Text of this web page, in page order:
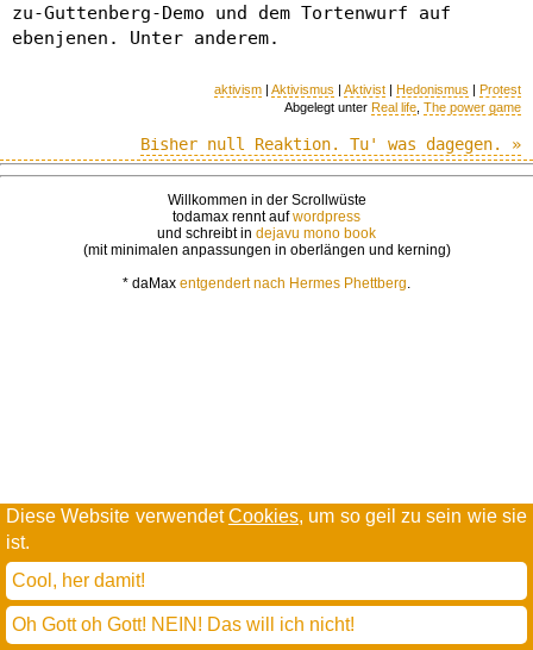
Diese Website verwendetCookies, um so geil zu sein wie sie
ist.
Cool, her damit!
Oh Gott oh Gott! NEIN! Das will ich nicht!
zu-Guttenberg-Demo und dem Tortenwurf auf
ebenjenen. Unter anderem.
aktivism | Aktivismus | Aktivist | Hedonismus | Protest
Abgelegt unter Real life The power game
Bisher null Reaktion. Tu' was dagegen. »
Willkommen in der Scrollwüste
todamax rennt aufwordpress
und schreibt in dejavu mono book
(mit minimalen anpassungen in oberlängen und kerning)
* daMax entgendert nach Hermes Phettberg.